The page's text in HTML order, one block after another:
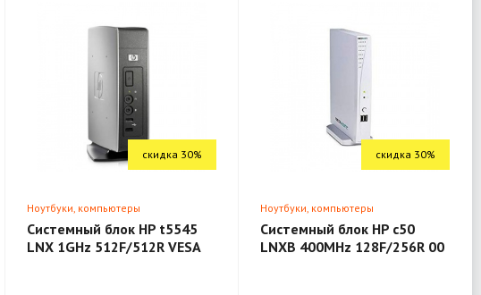
скидка 30%
Ноутбуки, компьютеры
Системный блок HP t5545
LNX 1GHz 512F/512R VESA
скидка 30%
Ноутбуки, компьютеры
Системный блок HP c50
LNXB 400MHz 128F/256R 00